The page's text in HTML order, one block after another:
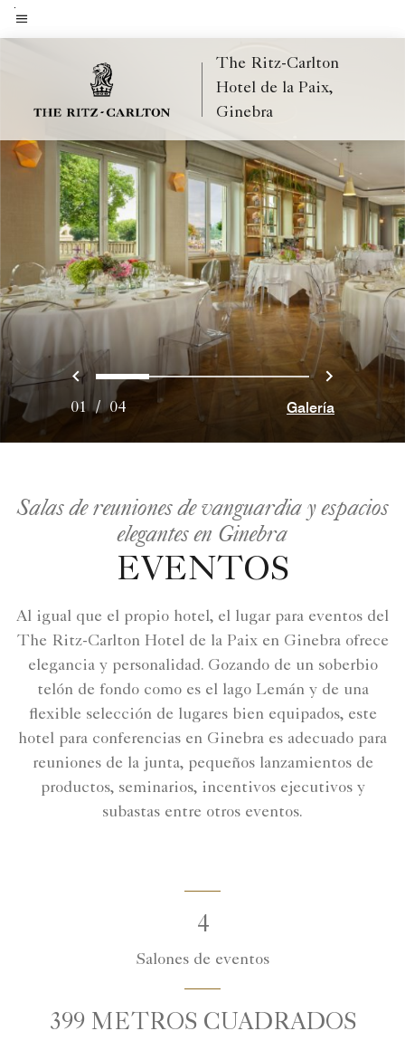
Skip
toTexto del menú
The Ritz-Carlton
Hotel de la Paix,
Ginebra
Anterior
0 1 2 3
01/04 Galería
Salas de reuniones de vanguardia y espacios
elegantes en Ginebra
EVENTOS
Al igual que el propio hotel, el lugar para eventos del
The Ritz-Carlton Hotel de la Paix en Ginebra ofrece
elegancia y personalidad. Gozando de un soberbio
telón de fondo como es el lago Lemán y de una
flexible selección de lugares bien equipados, este
hotel para conferencias en Ginebra es adecuado para
reuniones de la junta, pequeños lanzamientos de
productos, seminarios, incentivos ejecutivos y
subastas entre otros eventos.
4
Salones de eventos
399 METROS CUADRADOS